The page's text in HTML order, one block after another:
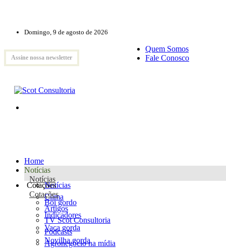
Domingo, 9 de agosto de 2026
Assine nossa newsletter
Quem Somos
Fale Conosco
Home
Notícias
Notícias
Notícias
Clima
Artigos
TV Scot Consultoria
Podcasts
Agronegócio na mídia
Cotações
Cotações
Boi gordo
Indicadores
Vaca gorda
Novilha gorda